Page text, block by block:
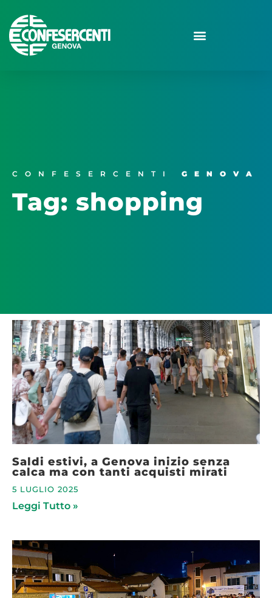
CONFESERCENTI GENOVA
Tag: shopping
Saldi estivi, a Genova inizio senza
calca ma con tanti acquisti mirati
5 LUGLIO 2025
Leggi Tutto »